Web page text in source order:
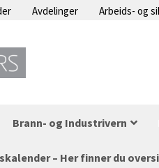
Avdelinger Arbeids- og
Brann- og Industrivern
– Her finner du